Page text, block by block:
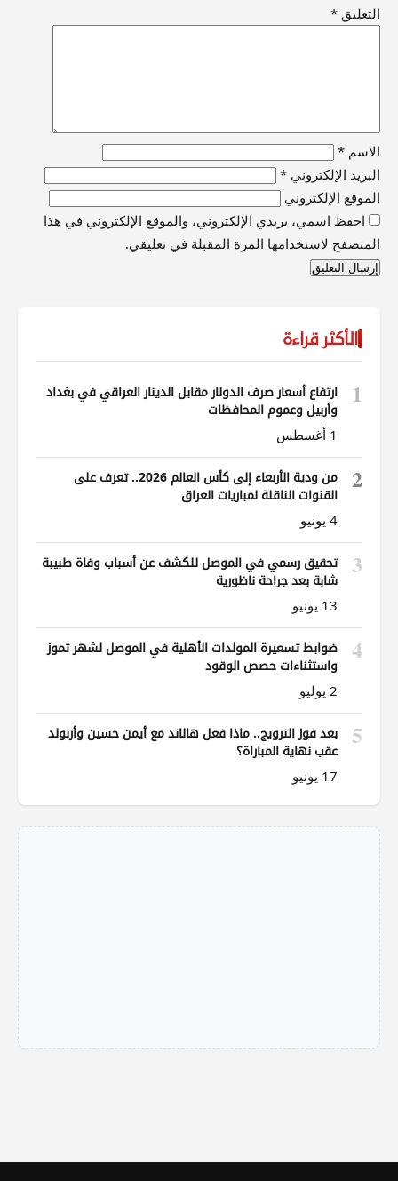
التعليق *
الاسم *
البريد الإلكتروني *
الموقع الإلكتروني
احفظ اسمي، بريدي الإلكتروني، والموقع الإلكتروني في هذا
المتصفح لاستخدامها المرة المقبلة في تعليقي.
الأكثر قراءة
1
ارتفاع أسعار صرف الدولار مقابل الدينار العراقي في بغداد
وأربيل وعموم المحافظات
1 أغسطس
2
من ودية الأربعاء إلى كأس العالم 2026.. تعرف على
القنوات الناقلة لمباريات العراق
4 يونيو
3
تحقيق رسمي في الموصل للكشف عن أسباب وفاة طبيبة
شابة بعد جراحة ناظورية
13 يونيو
4
ضوابط تسعيرة المولدات الأهلية في الموصل لشهر تموز
واستثناءات حصص الوقود
2 يوليو
5
بعد فوز النرويج.. ماذا فعل هالاند مع أيمن حسين وأرنولد
عقب نهاية المباراة؟
17 يونيو